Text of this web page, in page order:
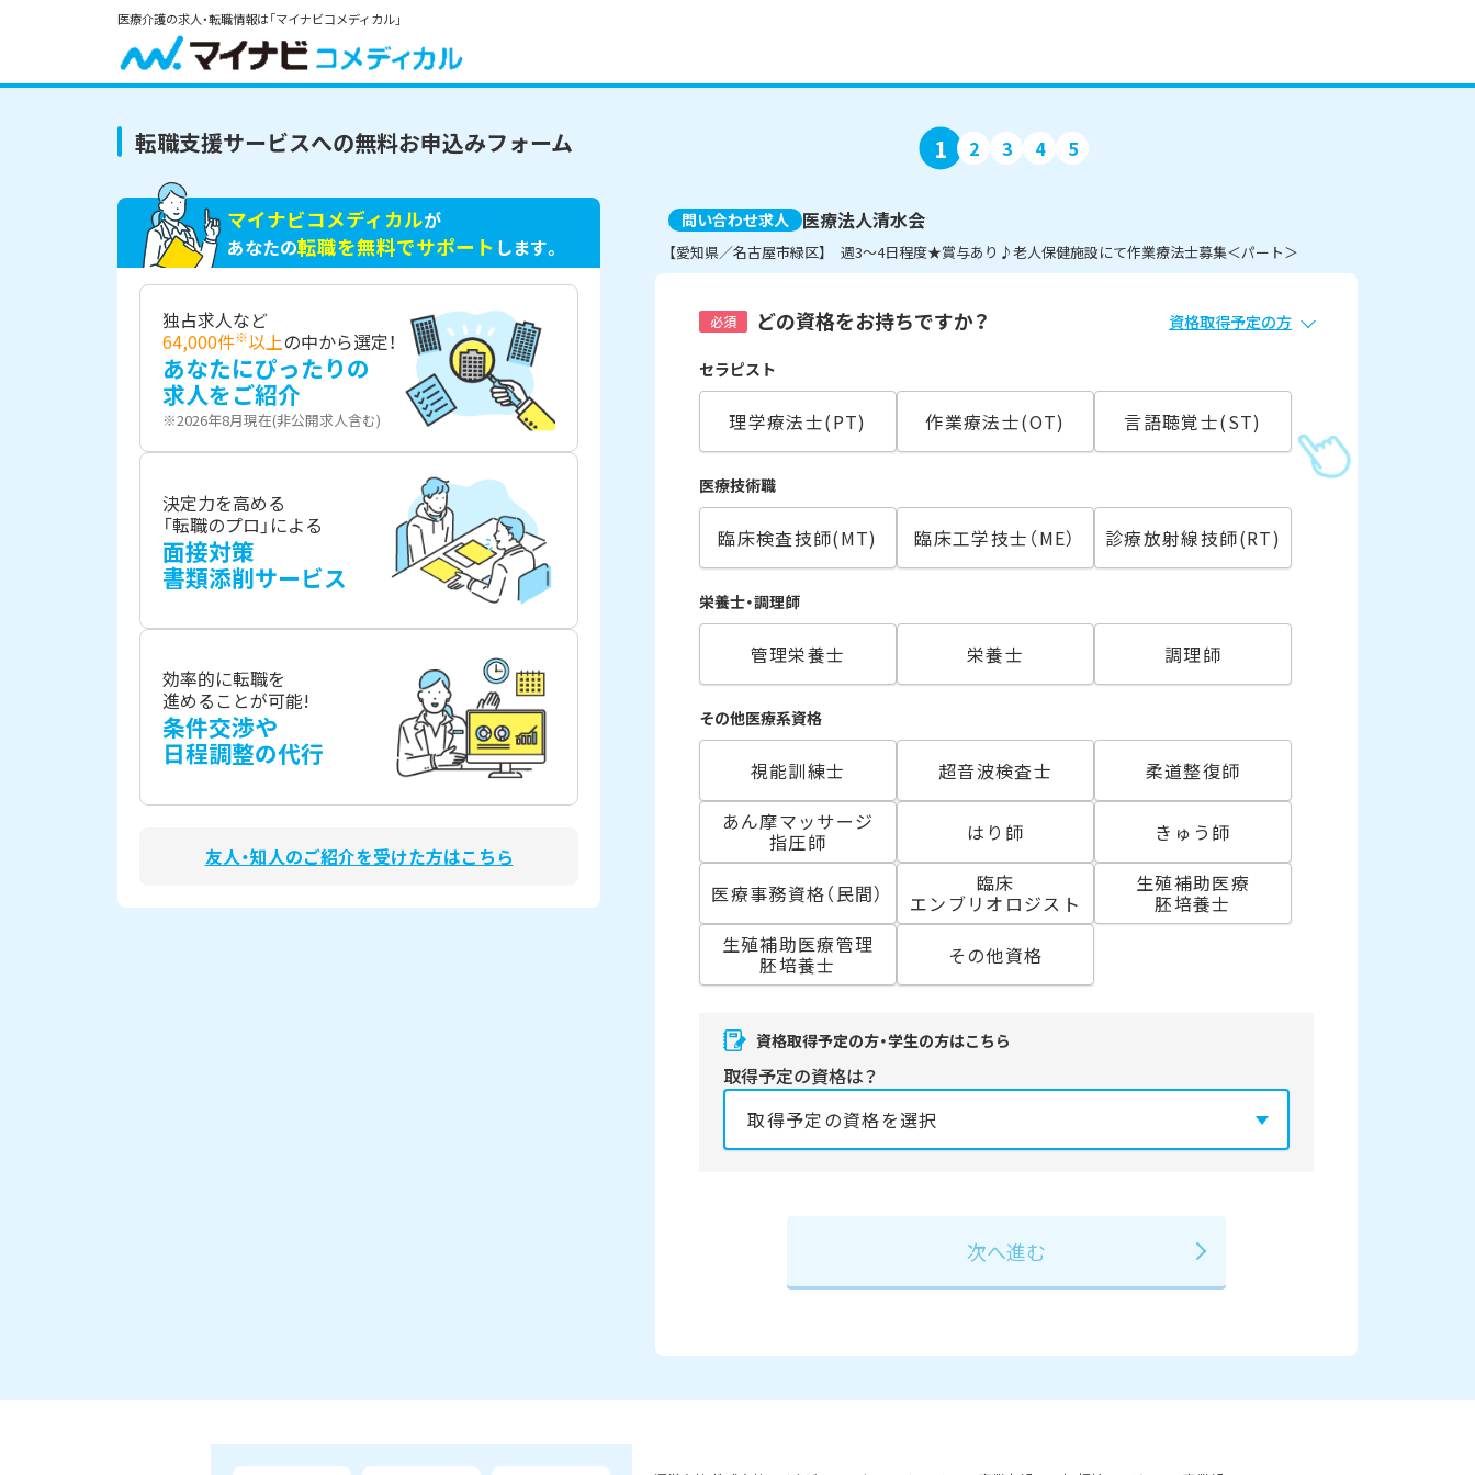
医療介護の求人・転職情報は「マイナビコメディカル」
転職支援サービスへの無料お申込みフォーム 1 2 3 4 5
問い合わせ求人 医療法人清水会
【愛知県／名古屋市緑区】 週3～4日程度★賞与あり♪老人保健施設にて作業療法士募集＜パート＞
必須 どの資格をお持ちですか？ 資格取得予定の方
セラピスト
理学療法士(PT) 作業療法士(OT) 言語聴覚士(ST)
医療技術職
臨床検査技師(MT) 臨床工学技士（ME） 診療放射線技師(RT)
栄養士・調理師
管理栄養士 栄養士 調理師
その他医療系資格
視能訓練士 超音波検査士
柔道整復師
あん摩マッサージ
指圧師 はり師 きゅう師
医療事務資格（民間） 臨床
エンブリオロジスト
生殖補助医療
胚培養士
生殖補助医療管理
胚培養士 その他資格
資格取得予定の方・学生の方はこちら
取得予定の資格は？
マイナビコメディカルが
あなたの転職を無料でサポート します。
独占求人など
64,000件※以上の中から選定！
あなたにぴったりの
求人をご紹介
※2026年8月現在(非公開求人含む)
決定力を高める
「転職のプロ」による
面接対策
書類添削サービス
効率的に転職を
進めることが可能!
条件交渉や
日程調整の代行
友人・知人のご紹介を受けた方はこちら